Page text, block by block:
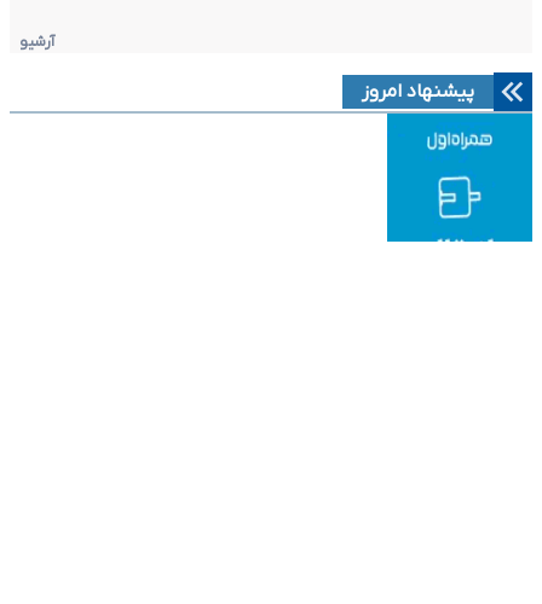
آرشیو
پیشنهاد امروز